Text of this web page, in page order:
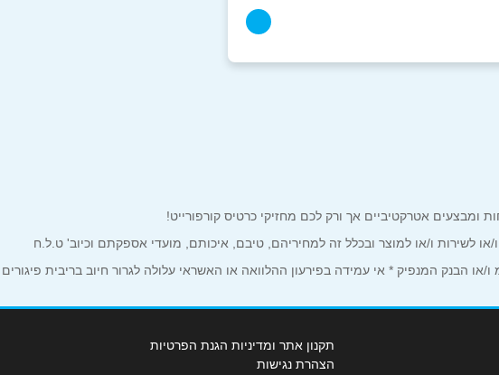
לשירות ו/או למוצר ובכלל זה למחיריהם, טיבם, איכותם, מועדי אספקתם וכיוב' ט.ל.ח
הבנק המנפיק * אי עמידה בפירעון ההלוואה או האשראי עלולה לגרור חיוב בריבית פיגורים
תקנון אתר ומדיניות הגנת הפרטיות
הצהרת נגישות